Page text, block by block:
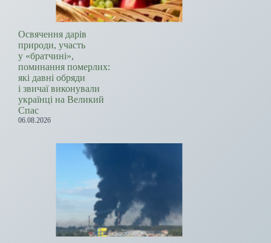
Освячення дарів
природи, участь
у «братчині»,
поминання померлих:
які давні обряди
і звичаї виконували
українці на Великий
Спас
06.08.2026